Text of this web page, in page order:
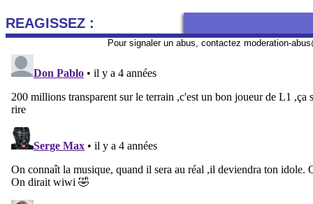
REAGISSEZ :
Pour signaler un abus, contactez moderation-